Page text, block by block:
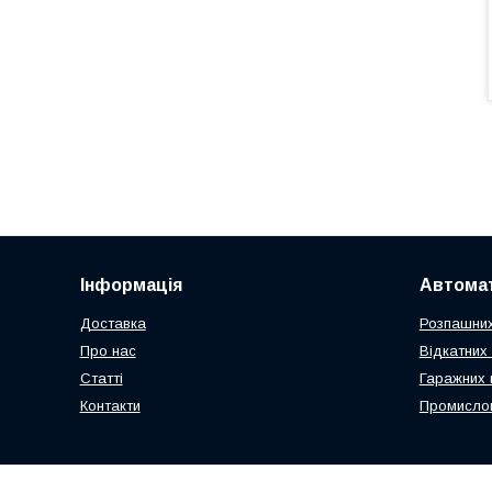
Інформація
Доставка
Про нас
Статті
Контакти
Відкатних
Гаражних